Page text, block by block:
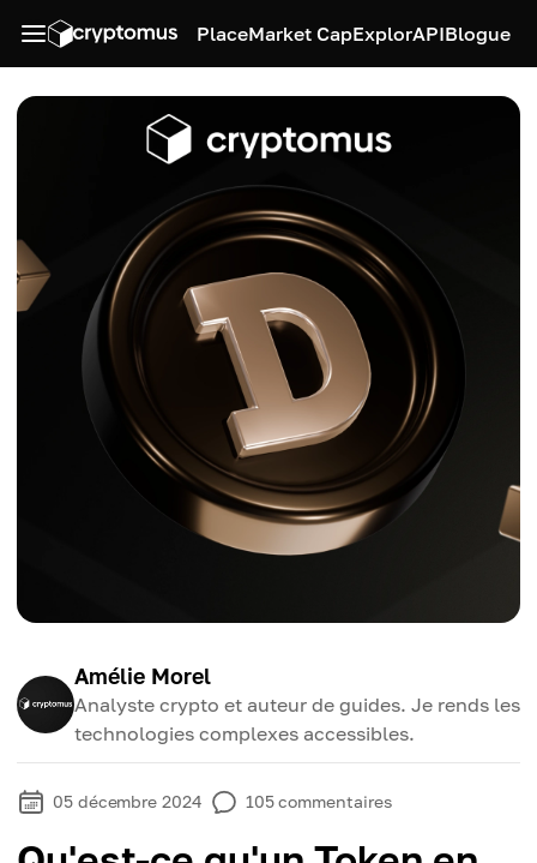
PlaceMarket CapExplorAPIBlogue
Amélie Morel
Analyste crypto et auteur de guides. Je rends les
technologies complexes accessibles.
05 décembre 2024 105 commentaires